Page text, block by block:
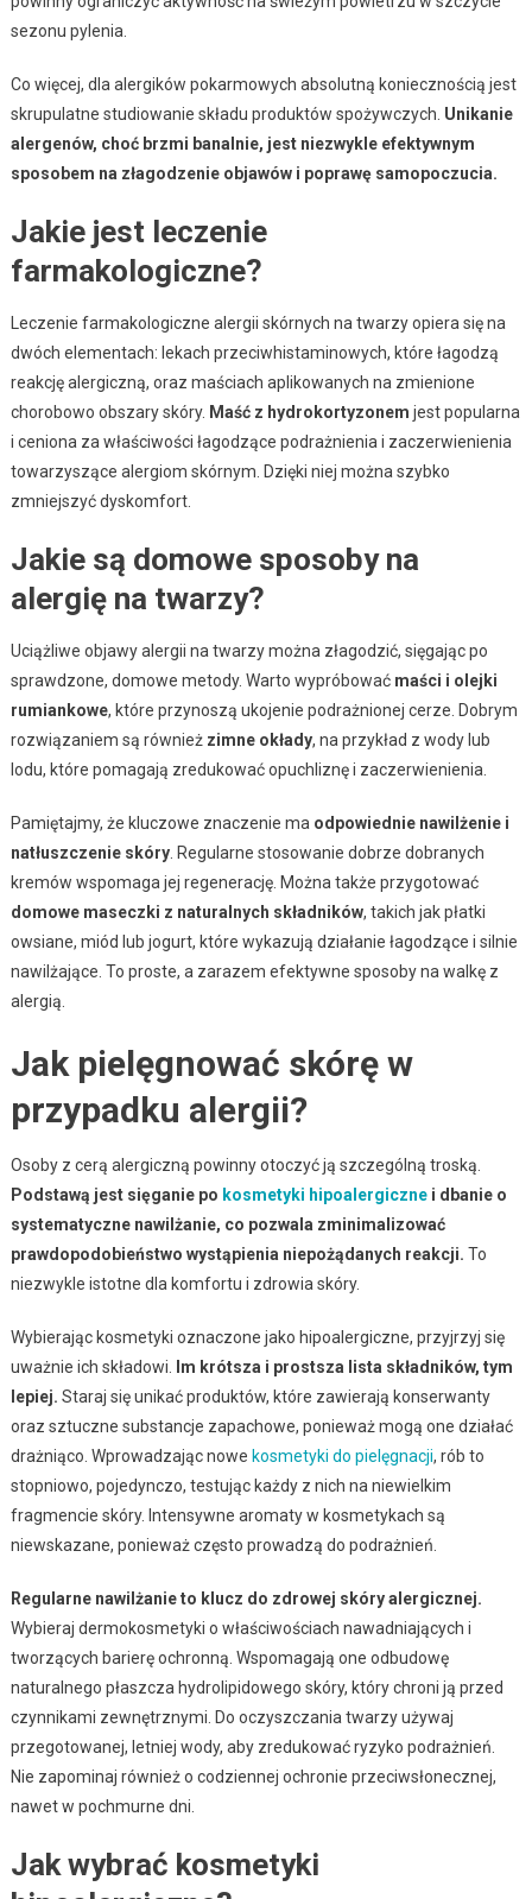
sezonu pylenia.
Co więcej, dla alergików pokarmowych absolutną koniecznością jest
skrupulatne studiowanie składu produktów spożywczych. Unikanie
alergenów, choć brzmi banalnie, jest niezwykle efektywnym
sposobem na złagodzenie objawów i poprawę samopoczucia.
Jakie jest leczenie
farmakologiczne?
Leczenie farmakologiczne alergii skórnych na twarzy opiera się na
dwóch elementach: lekach przeciwhistaminowych, które łagodzą
reakcję alergiczną, oraz maściach aplikowanych na zmienione
chorobowo obszary skóry. Maść z hydrokortyzonem jest popularna
i ceniona za właściwości łagodzące podrażnienia i zaczerwienienia
towarzyszące alergiom skórnym. Dzięki niej można szybko
zmniejszyć dyskomfort.
Jakie są domowe sposoby na
alergię na twarzy?
Uciążliwe objawy alergii na twarzy można złagodzić, sięgając po
sprawdzone, domowe metody. Warto wypróbować maści i olejki
rumiankowe, które przynoszą ukojenie podrażnionej cerze. Dobrym
rozwiązaniem są również zimne okłady, na przykład z wody lub
lodu, które pomagają zredukować opuchliznę i zaczerwienienia.
Pamiętajmy, że kluczowe znaczenie ma odpowiednie nawilżenie i
natłuszczenie skóry. Regularne stosowanie dobrze dobranych
kremów wspomaga jej regenerację. Można także przygotować
domowe maseczki z naturalnych składników, takich jak płatki
owsiane, miód lub jogurt, które wykazują działanie łagodzące i silnie
nawilżające. To proste, a zarazem efektywne sposoby na walkę z
alergią.
Jak pielęgnować skórę w
przypadku alergii?
Osoby z cerą alergiczną powinny otoczyć ją szczególną troską.
Podstawą jest sięganie po kosmetyki hipoalergicznei dbanie o
systematyczne nawilżanie, co pozwala zminimalizować
prawdopodobieństwo wystąpienia niepożądanych reakcji. To
niezwykle istotne dla komfortu i zdrowia skóry.
Wybierając kosmetyki oznaczone jako hipoalergiczne, przyjrzyj się
uważnie ich składowi.
Im krótsza i prostsza lista składników, tym
lepiej. Staraj się unikać produktów, które zawierają konserwanty
oraz sztuczne substancje zapachowe, ponieważ mogą one działać
drażniąco. Wprowadzając nowe kosmetyki do pielęgnacji, rób to
stopniowo, pojedynczo, testując każdy z nich na niewielkim
fragmencie skóry. Intensywne aromaty w kosmetykach są
niewskazane, ponieważ często prowadzą do podrażnień.
Regularne nawilżanie to klucz do zdrowej skóry alergicznej.
Wybieraj dermokosmetyki o właściwościach nawadniających i
tworzących barierę ochronną. Wspomagają one odbudowę
naturalnego płaszcza hydrolipidowego skóry, który chroni ją przed
czynnikami zewnętrznymi. Do oczyszczania twarzy używaj
przegotowanej, letniej wody, aby zredukować ryzyko podrażnień.
Nie zapominaj również o codziennej ochronie przeciwsłonecznej,
nawet w pochmurne dni.
Jak wybrać kosmetyki